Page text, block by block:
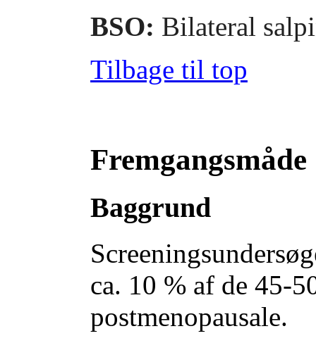
BSO: Bilateral
Tilbage til top
Fremgangsmåde
Baggrund
ca. 10 % af de 45-
postmenopausale.